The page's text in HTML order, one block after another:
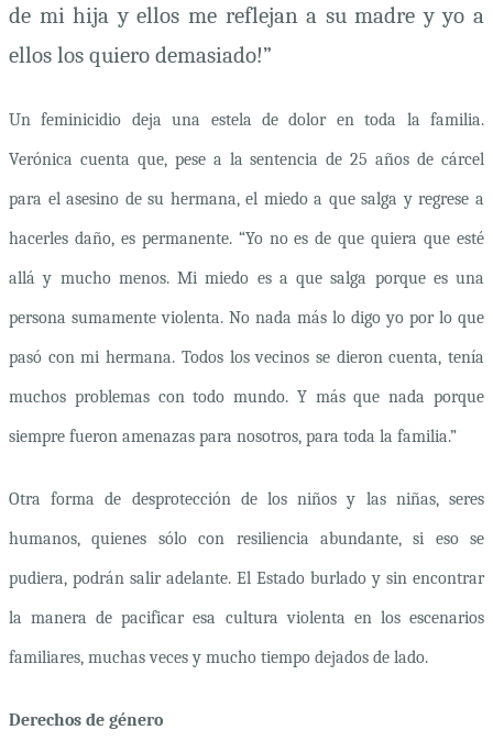
de mi hija y ellos me reflejan a su madre y yo a
ellos los quiero demasiado!”
Un feminicidio deja una estela de dolor en toda la familia.
Verónica cuenta que, pese a la sentencia de 25 años de cárcel
para el asesino de su hermana, el miedo a que salga y regrese a
hacerles daño, es permanente. “Yo no es de que quiera que esté
allá y mucho menos. Mi miedo es a que salga porque es una
persona sumamente violenta. No nada más lo digo yo por lo que
pasó con mi hermana. Todos los vecinos se dieron cuenta, tenía
muchos problemas con todo mundo. Y más que nada porque
siempre fueron amenazas para nosotros, para toda la familia.”
Otra forma de desprotección de los niños y las niñas, seres
humanos, quienes sólo con resiliencia abundante, si eso se
pudiera, podrán salir adelante. El Estado burlado y sin encontrar
la manera de pacificar esa cultura violenta en los escenarios
familiares, muchas veces y mucho tiempo dejados de lado.
Derechos de género